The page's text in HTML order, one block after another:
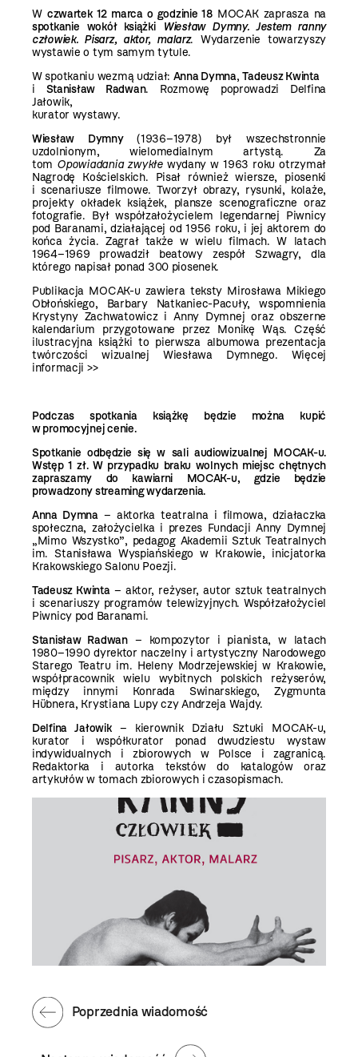
W czwartek 12 marca o godzinie 18MOCAK zaprasza na
spotkanie wokół książki
Wiesław Dymny. Jestem ranny
człowiek. Pisarz, aktor, malarz. Wydarzenie towarzyszy
wystawie o tym samym tytule.
W spotkaniu wezmą udział: Anna Dymna,Tadeusz Kwinta
i Stanisław Radwan. Rozmowę poprowadzi Delfina
Jałowik,
kurator wystawy.
Wiesław Dymny(1936–1978) był wszechstronnie
uzdolnionym, wielomedialnym artystą. Za
tom Opowiadania zwykłewydany w 1963 roku otrzymał
Nagrodę Kościelskich. Pisał również wiersze, piosenki
i scenariusze filmowe. Tworzył obrazy, rysunki, kolaże,
projekty okładek książek, plansze scenograficzne oraz
fotografie. Był współzałożycielem legendarnej Piwnicy
pod Baranami, działającej od 1956 roku, i jej aktorem do
końca życia. Zagrał także w wielu filmach. W latach
1964–1969 prowadził beatowy zespół Szwagry, dla
którego napisał ponad 300 piosenek.
Publikacja MOCAK-u zawiera teksty Mirosława Mikiego
Obłońskiego, Barbary Natkaniec-Pacuły, wspomnienia
Krystyny Zachwatowicz i Anny Dymnej oraz obszerne
kalendarium przygotowane przez Monikę Wąs. Część
ilustracyjna książki to pierwsza albumowa prezentacja
twórczości wizualnej Wiesława Dymnego. Więcej
informacji >>
Podczas spotkania książkę będzie można kupić
w promocyjnej cenie.
Spotkanie odbędzie się w sali audiowizualnej MOCAK-u.
Wstęp 1 zł. W przypadku braku wolnych miejsc chętnych
zapraszamy do kawiarni MOCAK-u, gdzie będzie
prowadzony streaming wydarzenia.
Anna Dymna– aktorka teatralna i filmowa, działaczka
społeczna, założycielka i prezes Fundacji Anny Dymnej
„Mimo Wszystko”, pedagog Akademii Sztuk Teatralnych
im. Stanisława Wyspiańskiego w Krakowie, inicjatorka
Krakowskiego Salonu Poezji.
Tadeusz Kwinta – aktor, reżyser, autor sztuk teatralnych
i scenariuszy programów telewizyjnych. Współzałożyciel
Piwnicy pod Baranami.
Stanisław Radwan– kompozytor i pianista, w latach
1980–1990 dyrektor naczelny i artystyczny Narodowego
Starego Teatru im. Heleny Modrzejewskiej w Krakowie,
współpracownik wielu wybitnych polskich reżyserów,
między innymi Konrada Swinarskiego, Zygmunta
Hübnera, Krystiana Lupy czy Andrzeja Wajdy.
Delfina Jałowik– kierownik Działu Sztuki MOCAK-u,
kurator i współkurator ponad dwudziestu wystaw
indywidualnych i zbiorowych w Polsce i zagranicą.
Redaktorka i autorka tekstów do katalogów oraz
artykułów w tomach zbiorowych i czasopismach.
Poprzednia wiadomość